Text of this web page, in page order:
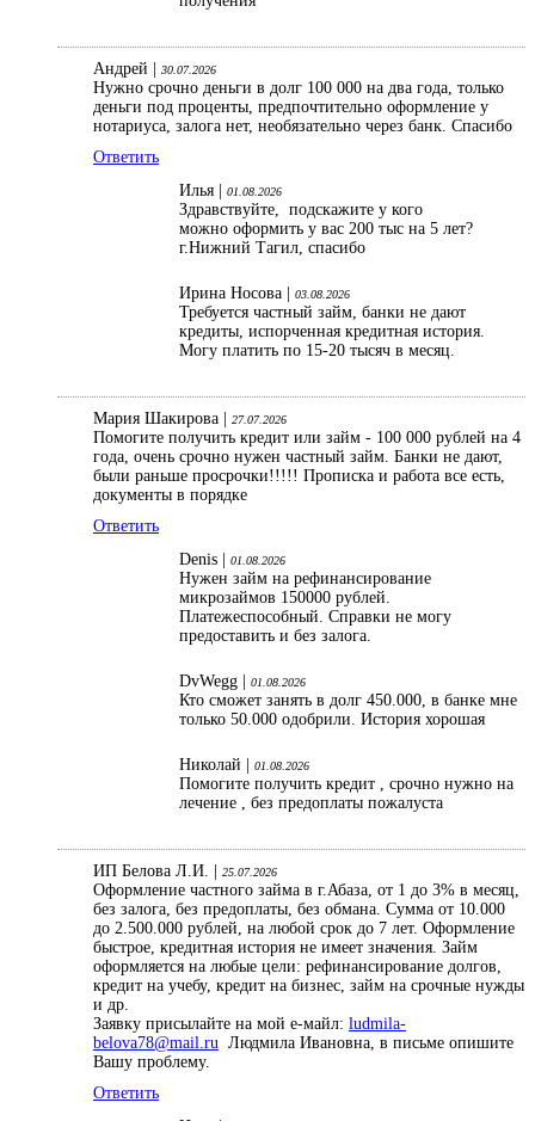
Андрей | 30.07.2026
Нужно срочно деньги в долг 100 000 на два года, только
деньги под проценты, предпочтительно оформление у
нотариуса, залога нет, необязательно через банк. Спасибо
Ответить
Илья |
01.08.2026
Здравствуйте, подскажите у кого
можно оформить у вас 200 тыс на 5 лет?
г.Нижний Тагил, спасибо
Ирина Носова | 03.08.2026
Требуется частный займ, банки не дают
кредиты, испорченная кредитная история.
Могу платить по 15-20 тысяч в месяц.
Мария Шакирова | 27.07.2026
Помогите получить кредит или займ - 100 000 рублей на 4
года, очень срочно нужен частный займ. Банки не дают,
были раньше просрочки!!!!! Прописка и работа все есть,
документы в порядке
Ответить
Denis |
01.08.2026
Нужен займ на рефинансирование
микрозаймов 150000 рублей.
Платежеспособный. Справки не могу
предоставить и без залога.
DvWegg | 01.08.2026
Кто сможет занять в долг 450.000, в банке мне
только 50.000 одобрили. История хорошая
Николай | 01.08.2026
Помогите получить кредит , срочно нужно на
лечение , без предоплаты пожалуста
ИП Белова Л.И. | 25.07.2026
Оформление частного займа в г.Абаза, от 1 до 3% в месяц,
без залога, без предоплаты, без обмана. Сумма от 10.000
до 2.500.000 рублей, на любой срок до 7 лет. Оформление
быстрое, кредитная история не имеет значения. Займ
оформляется на любые цели: рефинансирование долгов,
кредит на учебу, кредит на бизнес, займ на срочные нужды
и др.
Заявку присылайте на мой е-майл: ludmila-
belova78@mail.ru Людмила Ивановна, в письме опишите
Вашу проблему.
Ответить